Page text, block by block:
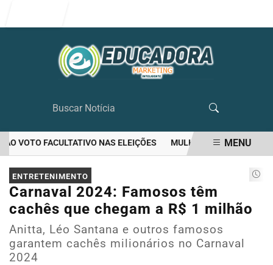
VOTO FACULTATIVO NAS ELEIÇÕES MULHER MATA O PRÓPRIO
EM ALTA
MENU
ENTRETENIMENTO
Carnaval 2024: Famosos têm
cachês que chegam a R$ 1 milhão
Anitta, Léo Santana e outros famosos
garantem cachês milionários no Carnaval
2024